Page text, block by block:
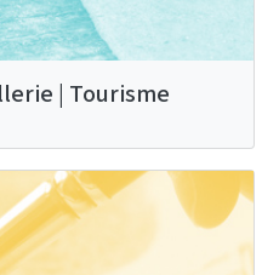
| Tourisme